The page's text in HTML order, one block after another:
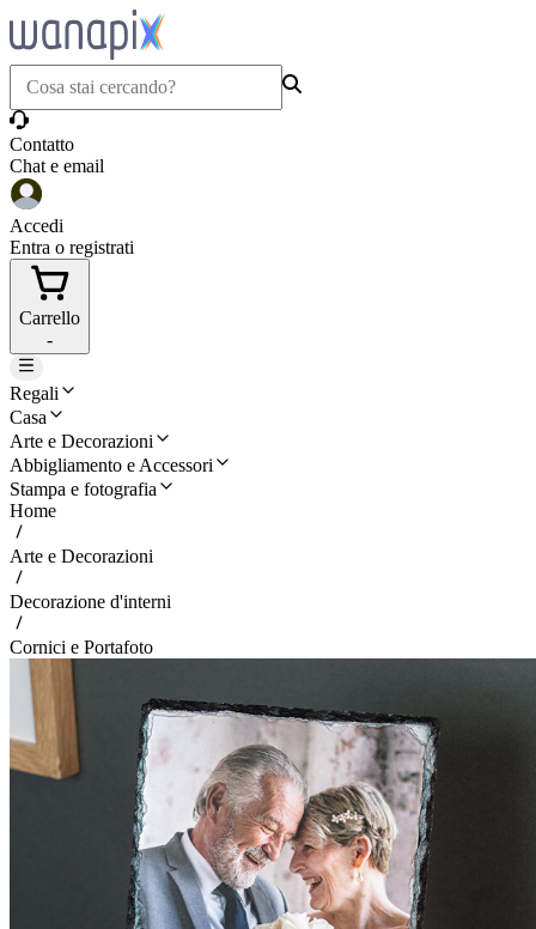
Contatto
Chat e email
Accedi
Entra o registrati
Carrello
-
Regali
Casa
Arte e Decorazioni
Abbigliamento e Accessori
Stampa e fotografia
Home
Arte e Decorazioni
Decorazione d'interni
Cornici e Portafoto